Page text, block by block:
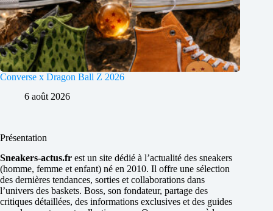
Converse x Dragon Ball Z 2026
6 août 2026
Présentation
Sneakers-actus.fr est un site dédié à l’actualité des sneakers
(homme, femme et enfant) né en 2010. Il offre une sélection
des dernières tendances, sorties et collaborations dans
l’univers des baskets. Boss, son fondateur, partage des
critiques détaillées, des informations exclusives et des guides